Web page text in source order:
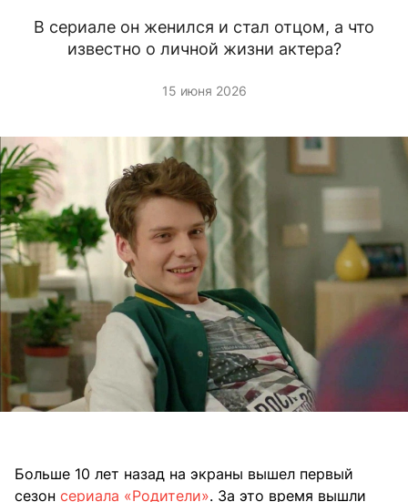
В сериале он женился и стал отцом, а что
известно о личной жизни актера?
15 июня 2026
Больше 10 лет назад на экраны вышел первый
сезон сериала «Родители». За это время вышли